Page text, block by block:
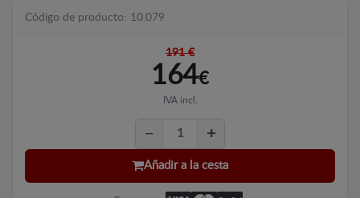
Código de producto: 10.079
191 €
164€
IVA incl.
Añadir a la cesta